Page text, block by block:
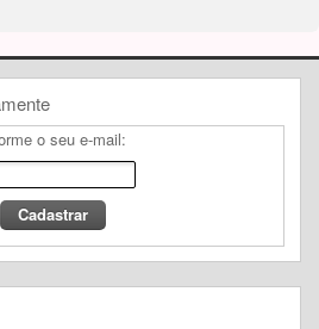
o seu e-mail: